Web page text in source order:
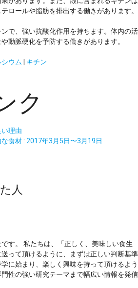
ロールや脂肪を排出する働きがあります。
で、強い抗酸化作用を持ちます。体内の活
動脈硬化を予防する働きがあります。
ウム | キチン
ク
理由
食材 : 2017年3月5日〜3月19日
人
す。 私たちは、「正しく、美味しい食生
って頂けるように、まずは正しい判断基準
に始まり、楽しく興味を持って頂けるよう
性の強い研究テーマまで幅広い情報を発信